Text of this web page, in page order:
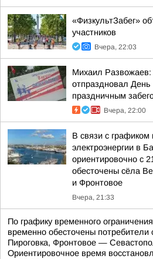
«ФизкультЗабег»
участников
Вчера, 22:03
Михаил Развожаев:
отпраздновал День
праздничным
Вчера, 22:00
В связи с графиком
электроэнергии в
ориентировочно с
обесточены сёла
и Фронтовое
Вчера, 21:33
По графику временного
временно обесточены потребители
Пироговка, Фронтовое —
Ориентировочное время